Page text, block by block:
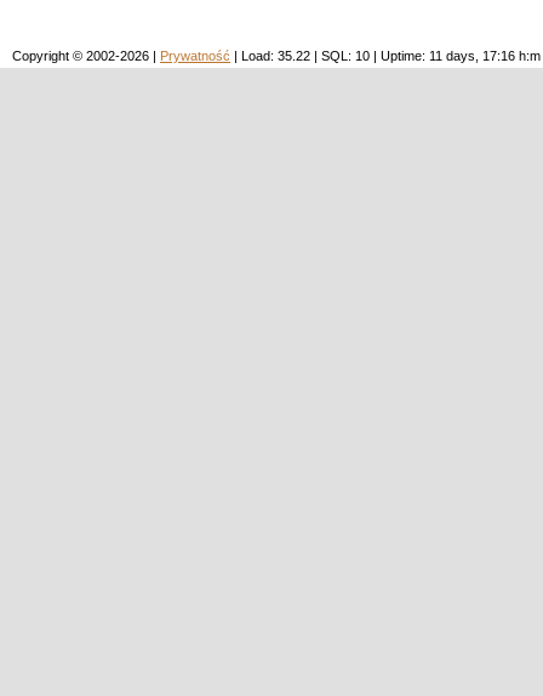
Copyright © 2002-2026 | Prywatność | Load: 35.22 | SQL: 10 | Uptime: 11 days, 17:16